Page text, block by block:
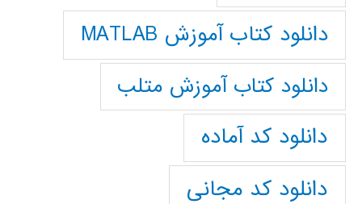
دانلود کتاب آموزش MATLAB
دانلود کتاب آموزش متلب
دانلود کد آماده
دانلود کد مجانی